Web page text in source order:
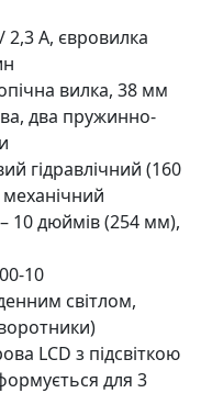
2,3 А, євровилка
вилка, 38 мм
два пружинно-
гідравлічний (160
10 дюймів (254 мм),
10
світлом,
LCD з підсвіткою
для 3